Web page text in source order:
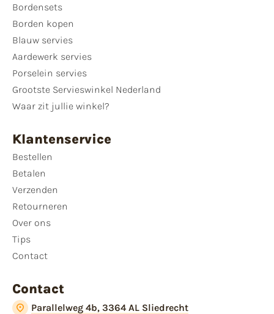
Bordensets
Borden kopen
Blauw servies
Aardewerk servies
Porselein servies
Grootste Servieswinkel Nederland
Waar zit jullie winkel?
Klantenservice
Bestellen
Betalen
Verzenden
Retourneren
Over ons
Tips
Contact
Contact
Parallelweg 4b, 3364 AL Sliedrecht